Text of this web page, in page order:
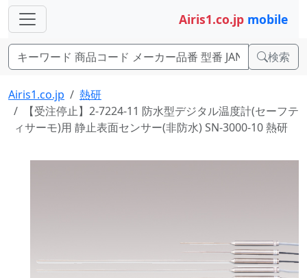
Airis1.co.jp mobile
検索
Airis1.co.jp
熱研
【受注停止】2-7224-11 防水型デジタル温度計(セーフテ
ィサーモ)用 静止表面センサー(非防水) SN-3000-10 熱研